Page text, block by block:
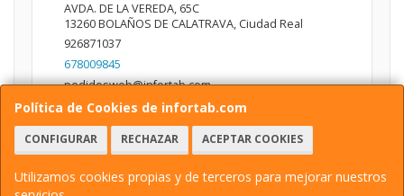
Política de Cookies de infortab.com
CONFIGURAR RECHAZAR ACEPTAR COOKIES
Utilizamos cookies propias y de terceros para mejorar nuestros
AVDA. DE LA VEREDA, 65C
13260BOLAÑOS DE CALATRAVA, Ciudad Real
926871037
678009845
pedidosweb@infortab.com
Horario
10:00 A 14:00 17:00 A 20:30